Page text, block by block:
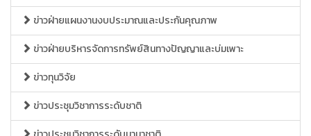
ข่าวฝ่ายแผนงานงบประมาณและประกันคุณภาพ
ข่าวฝ่ายบริหารจัดการทรัพย์สินทางปัญญาและบ่มเพาะ
ข่าวทุนวิจัย
ข่าวประชุมวิชาการระดับชาติ